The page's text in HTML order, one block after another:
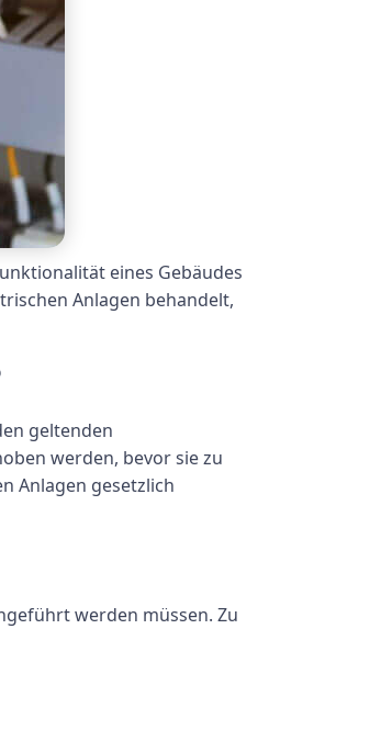
eines Gebäudes
Anlagen behandelt,
geltenden
werden, bevor sie zu
Anlagen gesetzlich
werden müssen. Zu